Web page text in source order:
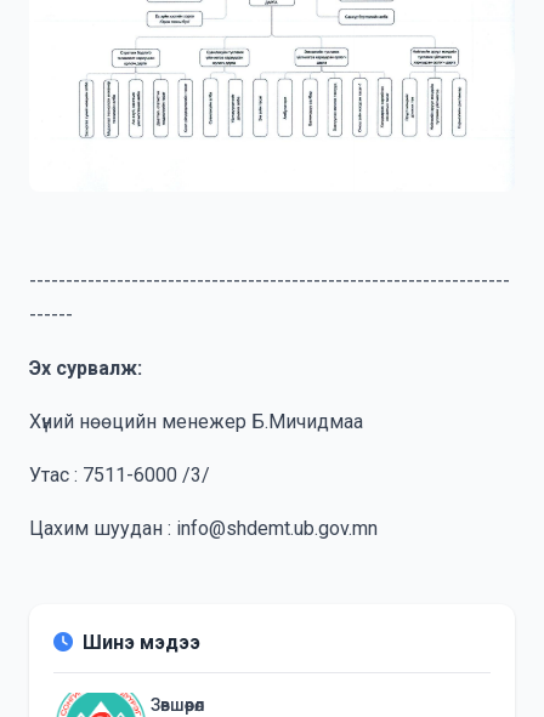
------------------------------------------------------------------
------
Эх сурвалж:
Хүний нөөцийн менежер Б.Мичидмаа
Утас : 7511-6000 /3/
Цахим шуудан : info@shdemt.ub.gov.mn
Шинэ мэдээ
Зөвшөөрөл